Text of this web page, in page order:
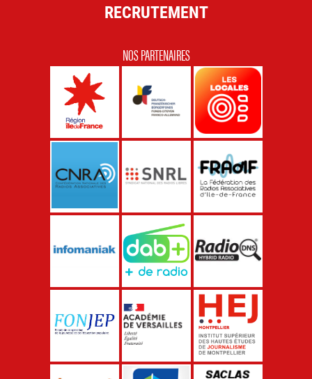
RECRUTEMENT
NOS PARTENAIRES